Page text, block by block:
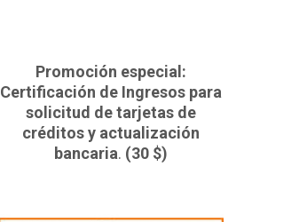
Promoción especial:
Certificación de Ingresos para
solicitud de tarjetas de
créditos y actualización
bancaria. (30 $)